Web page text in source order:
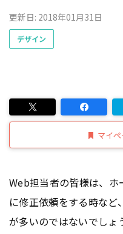
更新日: 2018年01月31日
デザイン
マイ
Web担当者の皆様は、ホ
に修正依頼をする時など
が多いのではないでしょ